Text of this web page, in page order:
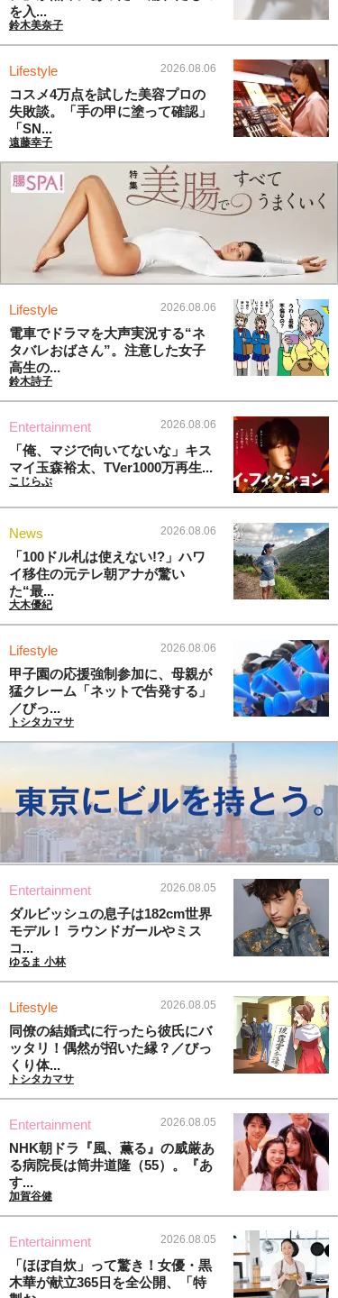
を入...
鈴木美奈子
Lifestyle 2026.08.06
コスメ4万点を試した美容プロの
失敗談。「手の甲に塗って確認」
「SN...
遠藤幸子
Lifestyle 2026.08.06
電車でドラマを大声実況する“ネ
タバレおばさん”。注意した女子
高生の...
鈴木詩子
Entertainment 2026.08.06
「俺、マジで向いてないな」キス
マイ玉森裕太、TVer1000万再生...
こじらぶ
News 2026.08.06
「100ドル札は使えない!?」ハワ
イ移住の元テレ朝アナが驚い
た“最...
大木優紀
Lifestyle 2026.08.06
甲子園の応援強制参加に、母親が
猛クレーム「ネットで告発する」
／びっ...
トシタカマサ
Entertainment 2026.08.05
ダルビッシュの息子は182cm世界
モデル！ ラウンドガールやミス
コ...
ゆるま 小林
Lifestyle 2026.08.05
同僚の結婚式に行ったら彼氏にバ
ッタリ！偶然が招いた縁？／びっ
くり体...
トシタカマサ
Entertainment 2026.08.05
NHK朝ドラ『風、薫る』の威厳あ
る病院長は筒井道隆（55）。『あ
す...
加賀谷健
Entertainment 2026.08.05
「ほぼ自炊」って驚き！女優・黒
木華が献立365日を全公開、「特